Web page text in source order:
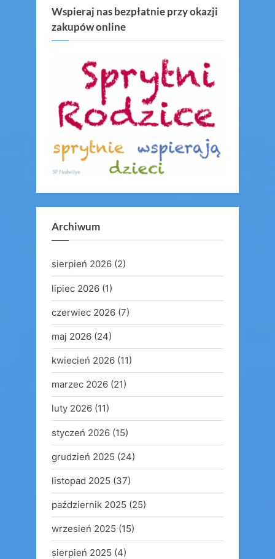
Wspieraj nas bezpłatnie przy okazji
zakupów online
Archiwum
sierpień 2026 (2)
lipiec 2026 (1)
czerwiec 2026 (7)
maj 2026 (24)
kwiecień 2026 (11)
marzec 2026 (21)
luty 2026 (11)
styczeń 2026 (15)
grudzień 2025 (24)
listopad 2025 (37)
październik 2025 (25)
wrzesień 2025 (15)
sierpień 2025 (4)